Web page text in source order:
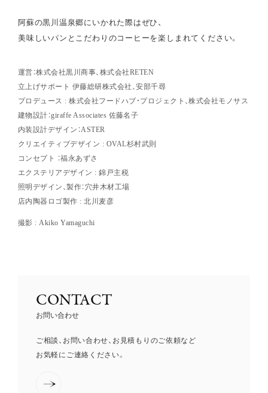
阿蘇の黒川温泉郷にいかれた際はぜひ、
美味しいパンとこだわりのコーヒーを楽しまれてください。
運営：株式会社黒川商事、株式会社RETEN
立上げサポート 伊藤総研株式会社、安部千尋
プロデュース : 株式会社フードハブ・プロジェクト、株式会社モノサス
建物設計：giraffe Associates 佐藤名子
内装設計デザイン：ASTER
クリエイティブデザイン : OVAL杉村武則
コンセプト ：福永あずさ
エクステリアデザイン : 錦戸主税
照明デザイン、製作：穴井木材工場
店内陶器ロゴ製作 : 北川麦彦
撮影 : Akiko Yamaguchi
CONTACT
お問い合わせ
ご相談、お問い合わせ、お見積もりのご依頼など
お気軽にご連絡ください。